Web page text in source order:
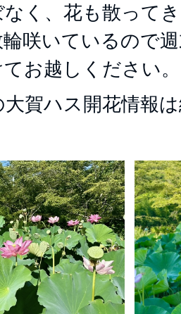
く、花も散って
咲いているので
お越しください。
大賀ハス開花情報